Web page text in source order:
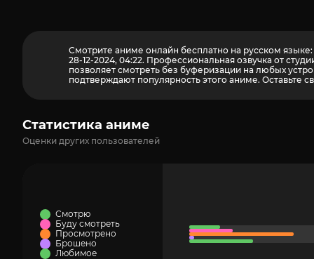
Смотрите аниме онлайн бесплатно на русском
28-12-2024, 04:22. Профессиональная озвучка от
позволяет смотреть без буферизации на любых
подтверждают популярность этого аниме. Оставьте
Статистика аниме
Оценки других пользователей
Смотрю
Буду смотреть
Просмотрено
Брошено
Любимое